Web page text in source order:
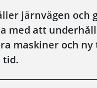
järnvägen och
med att
maskiner och ny
tid.